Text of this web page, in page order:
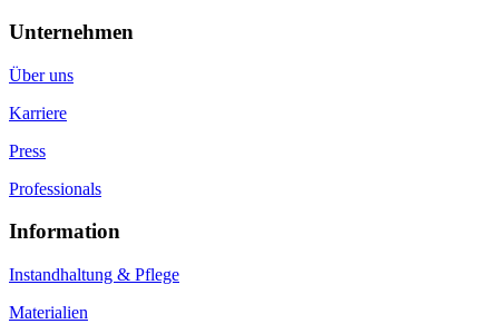
Unternehmen
Über uns
Karriere
Press
Professionals
Information
Instandhaltung & Pflege
Materialien